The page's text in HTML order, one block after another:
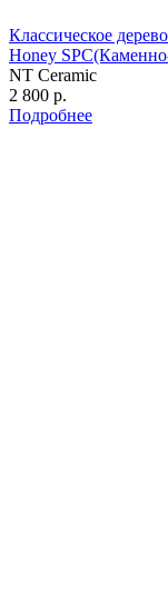
Классическое
Honey
NT Ceramic
2 800 р.
Подробнее